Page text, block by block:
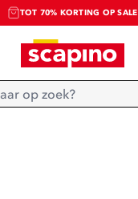
TOT 70% KORTING OP SALE
SALE: LAATSTE KANS!
SHOP NIEUW
Home